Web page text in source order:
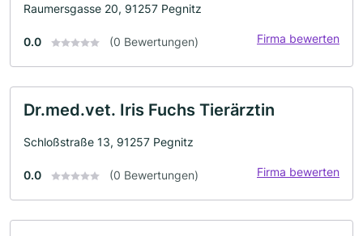
Raumersgasse 20, 91257 Pegnitz
0.0 (0 Bewertungen) Firma bewerten
Dr.med.vet. Iris Fuchs Tierärztin
Schloßstraße 13, 91257 Pegnitz
0.0 (0 Bewertungen) Firma bewerten